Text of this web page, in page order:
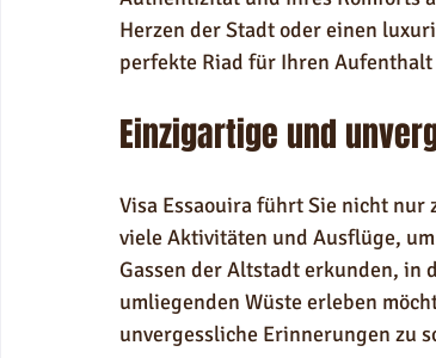
Herzen der Stadt oder einen
perfekte Riad für Ihren
Einzigartige und
Visa Essaouira führt Sie nicht nur
viele Aktivitäten und Ausflüge,
Gassen der Altstadt erkunden, in
umliegenden Wüste erleben
unvergessliche Erinnerungen zu